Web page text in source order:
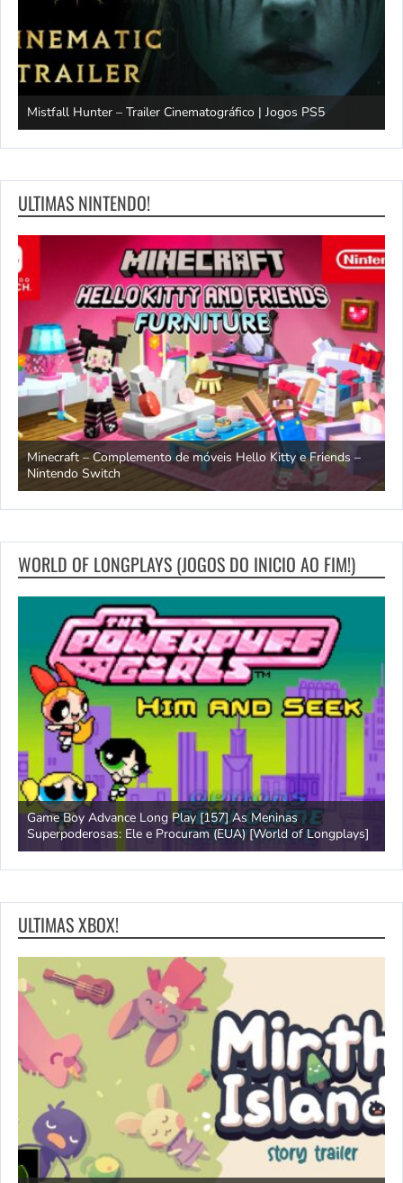
Mistfall Hunter – Trailer Cinematográfico | Jogos PS5
ULTIMAS NINTENDO!
Minecraft – Complemento de móveis Hello Kitty e Friends –
Nintendo Switch
WORLD OF LONGPLAYS (JOGOS DO INICIO AO FIM!)
Game Boy Advance Long Play [157] As Meninas
Superpoderosas: Ele e Procuram (EUA) [World of Longplays]
ULTIMAS XBOX!